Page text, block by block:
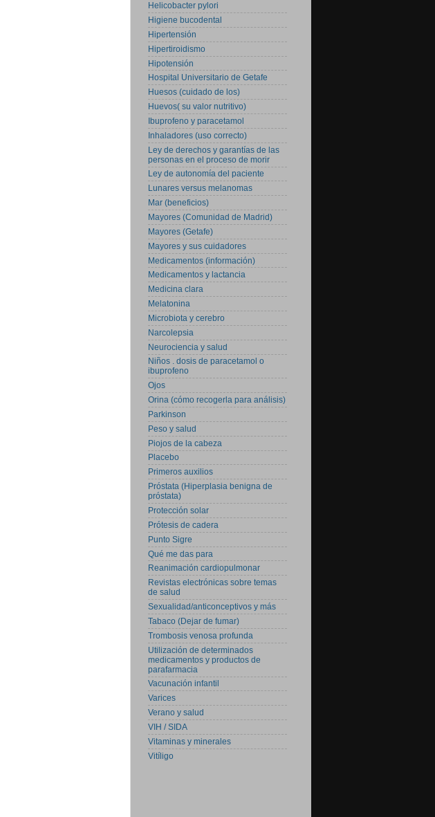
Helicobacter pylori
Higiene bucodental
Hipertensión
Hipertiroidismo
Hipotensión
Hospital Universitario de Getafe
Huesos (cuidado de los)
Huevos( su valor nutritivo)
Ibuprofeno y paracetamol
Inhaladores (uso correcto)
Ley de derechos y garantías de las
personas en el proceso de morir
Ley de autonomía del paciente
Lunares versus melanomas
Mar (beneficios)
Mayores (Comunidad de Madrid)
Mayores (Getafe)
Mayores y sus cuidadores
Medicamentos (información)
Medicamentos y lactancia
Medicina clara
Melatonina
Microbiota y cerebro
Narcolepsia
Neurociencia y salud
Niños . dosis de paracetamol o
ibuprofeno
Ojos
Orina (cómo recogerla para análisis)
Parkinson
Peso y salud
Piojos de la cabeza
Placebo
Primeros auxilios
Próstata (Hiperplasia benigna de
próstata)
Protección solar
Prótesis de cadera
Punto Sigre
Qué me das para
Reanimación cardiopulmonar
Revistas electrónicas sobre temas
de salud
Sexualidad/anticonceptivos y más
Tabaco (Dejar de fumar)
Trombosis venosa profunda
Utilización de determinados
medicamentos y productos de
parafarmacia
Vacunación infantil
Varices
Verano y salud
VIH / SIDA
Vitaminas y minerales
Vitíligo